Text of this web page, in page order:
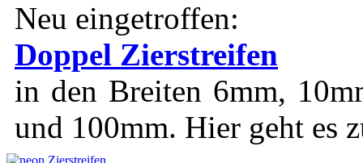
Neu eingetroffen:
Doppel Zierstreifen
in den Breiten 6mm,
und 100mm. Hier geht es